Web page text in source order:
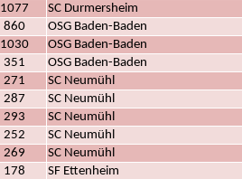
1077
SC Durmersheim
860
OSG Baden-Baden
1030
OSG Baden-Baden
351
OSG Baden-Baden
271
SC Neumühl
287
SC Neumühl
293
SC Neumühl
252
SC Neumühl
269
SC Neumühl
178
SF Ettenheim